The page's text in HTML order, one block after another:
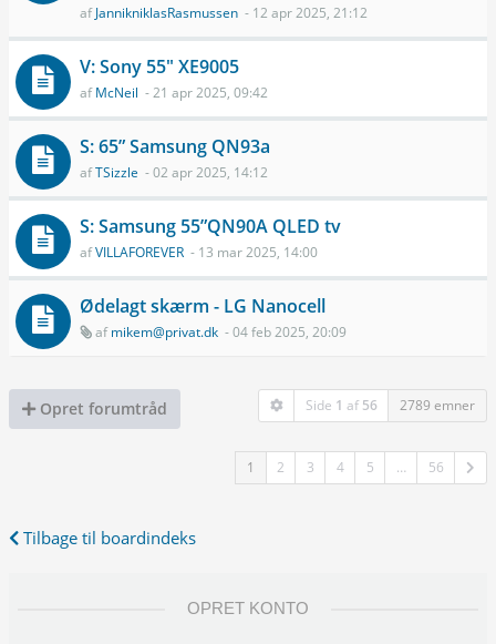
afJannikniklasRasmussen - 12 apr 2025, 21:12
V: Sony 55" XE9005
afMcNeil - 21 apr 2025, 09:42
S: 65” Samsung QN93a
afTSizzle - 02 apr 2025, 14:12
S: Samsung 55”QN90A QLED tv
afVILLAFOREVER - 13 mar 2025, 14:00
Ødelagt skærm - LG Nanocell
afmikem@privat.dk - 04 feb 2025, 20:09
Opret forumtråd Side 1 af 56 2789 emner
1 2 3 4 5 … 56
Tilbage til boardindeks
OPRET KONTO